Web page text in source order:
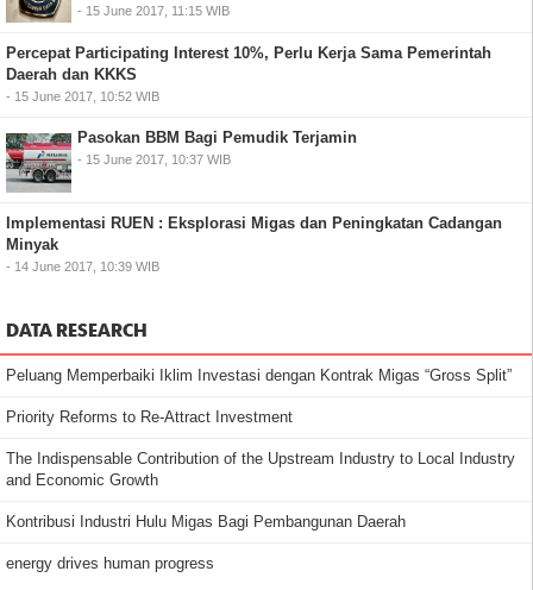
- 15 June 2017, 11:15 WIB
Percepat Participating Interest 10%, Perlu Kerja Sama Pemerintah
Daerah dan KKKS
- 15 June 2017, 10:52 WIB
Pasokan BBM Bagi Pemudik Terjamin
- 15 June 2017, 10:37 WIB
Implementasi RUEN : Eksplorasi Migas dan Peningkatan Cadangan
Minyak
- 14 June 2017, 10:39 WIB
DATA RESEARCH
Peluang Memperbaiki Iklim Investasi dengan Kontrak Migas “Gross Split”
Priority Reforms to Re-Attract Investment
The Indispensable Contribution of the Upstream Industry to Local Industry
and Economic Growth
Kontribusi Industri Hulu Migas Bagi Pembangunan Daerah
energy drives human progress